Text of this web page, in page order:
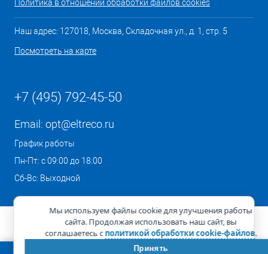
Политика в отношении обработки файлов cookies
Наш адрес: 127018, Москва, Складочная ул., д. 1, стр. 5
Посмотреть на карте
+7 (495) 792-45-50
Email: opt@eltreco.ru
График работы
Пн-Пт: с 09:00 до 18:00
Сб-Вс: Выходной
Мы используем файлы cookie для улучшения работы
сайта. Продолжая использовать наш сайт, вы
соглашаетесь сполитикой обработки cookie-файлов.
Принять